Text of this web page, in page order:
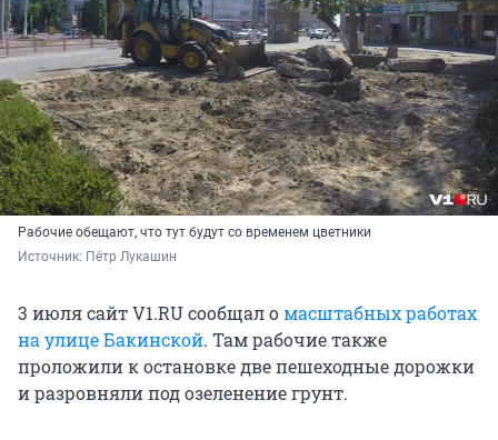
Рабочие обещают, что тут будут со временем цветники
Источник: Пётр Лукашин
3 июля сайт V1.RU сообщал омасштабных работах
на улице Бакинской. Там рабочие также
проложили к остановке две пешеходные дорожки
и разровняли под озеленение грунт.